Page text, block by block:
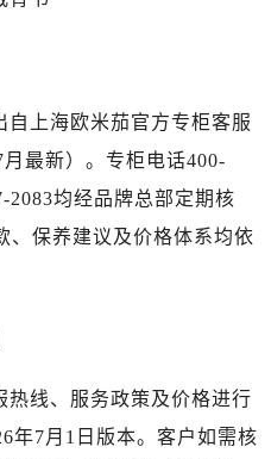
河南省三门峡市湖滨区和平路售后服务中心（需提前预约）
河南省信阳市浉河区东方红大道售后服务中心（需提前预约）
河南省许昌市魏都区建安大道与八龙路交叉口售后服务中心（需提前预约）
湖北省黄冈市黄州区赤壁大道售后服务中心（需提前预约）
湖北省黄石市黄石港区武汉路售后服务中心（需提前预约）
上海欧米茄官方专柜客服
最新）。专柜电话400-
2083均经品牌总部定期核
、保养建议及价格体系均依
热线、服务政策及价格进行
年7月1日版本。客户如需核